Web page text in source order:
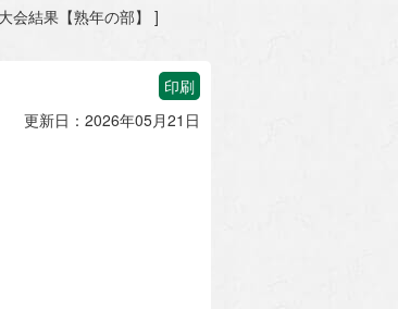
会結果【熟年の部】 ]
印刷
更新日：2026年05月21日